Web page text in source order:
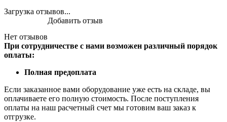
Загрузка отзывов...
Нет отзывов
Добавить отзыв
При сотрудничестве с нами возможен различный порядок
оплаты:
Полная предоплата
Если заказанное вами оборудование уже есть на складе, вы
оплачиваете его полную стоимость. После поступления
оплаты на наш расчетный счет мы готовим ваш заказ к
отгрузке.